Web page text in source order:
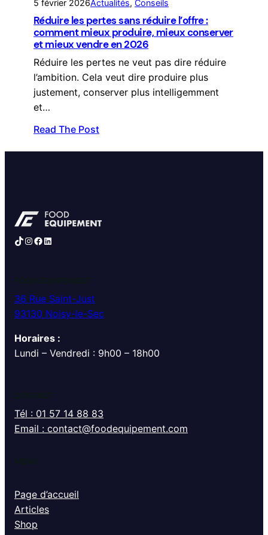
5 février 2026Actualités, Conseils
Réduire les pertes sans réduire l’offre :
comment mieux produire, mieux conserver
et mieux vendre en 2026
Réduire les pertes ne veut pas dire réduire
l’ambition. Cela veut dire produire plus
justement, conserver plus intelligemment
et…
Read The Post
TikTok Instagram Facebook LinkedIn
36 Rue Saint-Just
93130 Noisy-le-Sec
Horaires :
Lundi – Vendredi : 9h00 – 18h00
Tél : 01 57 14 88 83
Email : contact@foodequipement.com
Page d’accueil
Articles
Shop